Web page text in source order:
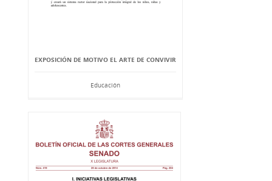
EXPOSICIÓN DE MOTIVO EL ARTE DE CONVIVIR
Educación